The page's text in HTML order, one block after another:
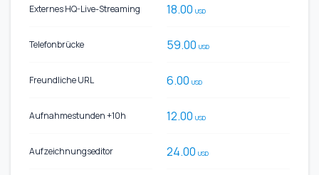
Externes HQ-Live-Streaming
Telefonbrücke
Freundliche URL
Aufnahmestunden +10h
Aufzeichnungseditor
18.00 USD
59.00 USD
6.00 USD
12.00 USD
24.00 USD